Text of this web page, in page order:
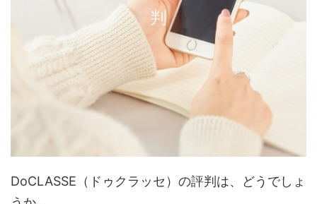
判
DoCLASSE（ドゥクラッセ）の評判は、どうでしょ